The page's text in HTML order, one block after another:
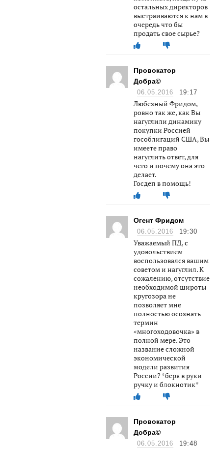
остальных директоров
выстраиваются к нам в
очередь что бы
продать свое сырье?
Провокатор
Добра©
06.05.2016 19:17
Любезный Фридом,
ровно так же, как Вы
нагуглили динамику
покупки Россией
гособлигаций США, Вы
имеете право
нагуглить ответ, для
чего и почему она это
делает.
Госдеп в помощь!
Огент Фридом
06.05.2016 19:30
Уважаемый ПД, с
удовольствием
воспользовался вашим
советом и нагуглил. К
сожалению, отсутствие
необходимой широты
кругозора не
позволяет мне
полностью осознать
термин
«многоходовочка» в
полной мере. Это
название сложной
экономической
модели развития
России? *беря в руки
ручку и блокнотик*
Провокатор
Добра©
06.05.2016 19:48